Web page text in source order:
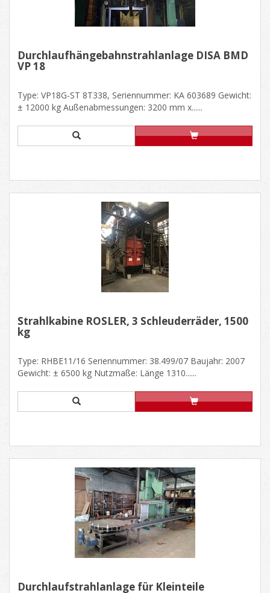
Durchlaufhängebahnstrahlanlage DISA BMD
VP 18
Type: VP18G-ST 8T338, Seriennummer: KA 603689 Gewicht:
± 12000 kg Außenabmessungen: 3200 mm x......
Strahlkabine RÖSLER, 3 Schleuderräder, 1500
kg
Type: RHBE11/16 Seriennummer: 38.499/07 Baujahr: 2007
Gewicht: ± 6500 kg Nutzmaße: Länge 1310......
Durchlaufstrahlanlage für Kleinteile